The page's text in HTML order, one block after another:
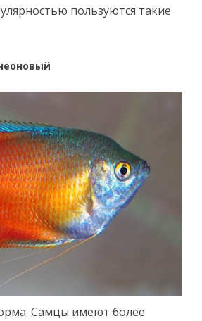
пользуются такие
Самцы имеют более